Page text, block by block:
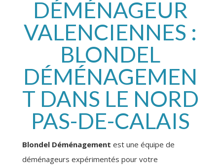
DÉMÉNAGEUR
VALENCIENNES :
BLONDEL
DÉMÉNAGEMEN
T DANS LE NORD
PAS-DE-CALAIS
Blondel Déménagement est une équipe de
déménageurs expérimentés pour votre